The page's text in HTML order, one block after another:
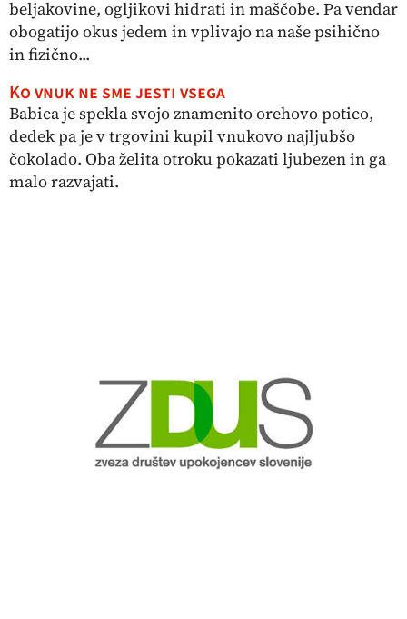
beljakovine, ogljikovi hidrati in maščobe. Pa vendar
obogatijo okus jedem in vplivajo na naše psihično
in fizično...
Ko vnuk ne sme jesti vsega
Babica je spekla svojo znamenito orehovo potico,
dedek pa je v trgovini kupil vnukovo najljubšo
čokolado. Oba želita otroku pokazati ljubezen in ga
malo razvajati.